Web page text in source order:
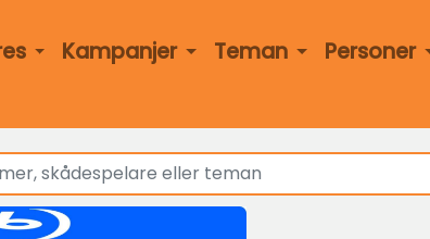
Kampanjer Teman Personer